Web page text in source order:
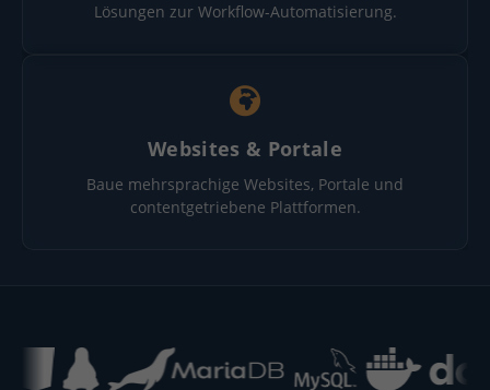
Lösungen zur Workflow-Automatisierung.
Websites & Portale
Baue mehrsprachige Websites, Portale und
contentgetriebene Plattformen.